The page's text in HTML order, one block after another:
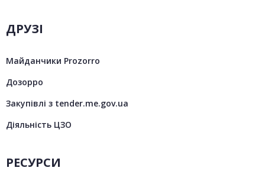
ДРУЗІ
Майданчики Prozorro
Дозорро
Закупівлі з tender.me.gov.ua
Діяльність ЦЗО
РЕСУРСИ